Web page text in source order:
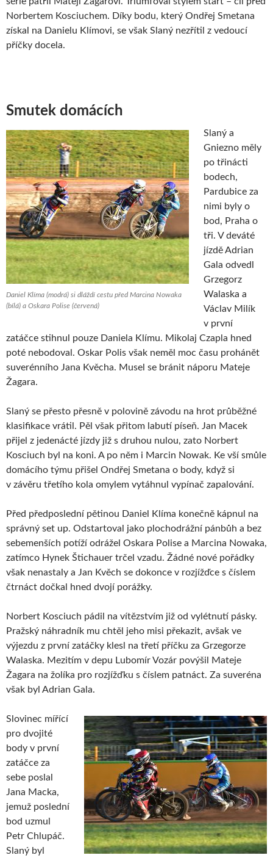
Norbertem Kosciuchem. Díky bodu, který Ondřej Smetana
získal na Danielu Klímovi, se však Slaný nezřítil z vedoucí
příčky docela.
Smutek domácích
Daniel Klíma (modrá) si dláždí cestu před Marcina Nowaka
(bílá) a Oskara Polise (červená)
Slaný a
Gniezno měly
po třinácti
bodech,
Pardubice za
nimi byly o
bod, Praha o
tři. V deváté
jízdě Adrian
Gala odvedl
Grzegorz
Walaska a
Václav Milík
v první
zatáčce stihnul pouze Daniela Klímu. Mikolaj Czapla hned
poté nebodoval. Oskar Polis však neměl moc času prohánět
suverénního Jana Kvěcha. Musel se bránit náporu Mateje
Žagara.
Slaný se přesto přesně v polovině závodu na hrot průběžné
klasifikace vrátil. Pěl však přitom labutí píseň. Jan Macek
přijel z jedenácté jízdy již s druhou nulou, zato Norbert
Kosciuch byl na koni. A po něm i Marcin Nowak. Ke vší smůle
domácího týmu přišel Ondřej Smetana o body, když si
v závěru třetího kola omylem vytáhnul vypínač zapalování.
Před předposlední pětinou Daniel Klíma konečně kápnul na
správný set up. Odstartoval jako plochodrážní pánbůh a bez
sebemenších potíží odrážel Oskara Polise a Marcina Nowaka,
zatímco Hynek Štichauer trčel vzadu. Žádné nové pořádky
však nenastaly a Jan Kvěch se dokonce v rozjížďce s číslem
čtrnáct dočkal hned dvojí porážky.
Norbert Kosciuch pádil na vítězstvím již od vylétnutí pásky.
Pražský náhradník mu chtěl jeho misi překazit, avšak ve
výjezdu z první zatáčky klesl na třetí příčku za Grzegorze
Walaska. Mezitím v depu Lubomír Vozár povýšil Mateje
Žagara na žolíka pro rozjížďku s číslem patnáct. Za suveréna
však byl Adrian Gala.
Slovinec mířící
pro dvojité
body v první
zatáčce za
sebe poslal
Jana Macka,
jemuž poslední
bod uzmul
Petr Chlupáč.
Slaný byl